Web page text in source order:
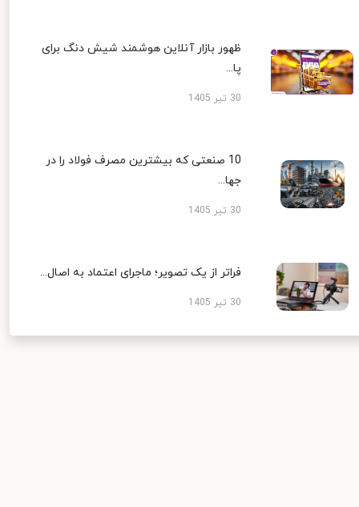
ظهور بازار آنلاین هوشمند شیش دنگ برای
پا...
30 تیر 1405
10 صنعتی که بیشترین مصرف فولاد را در
جها...
30 تیر 1405
فراتر از یک تصویر؛ ماجرای اعتماد به اصال...
30 تیر 1405